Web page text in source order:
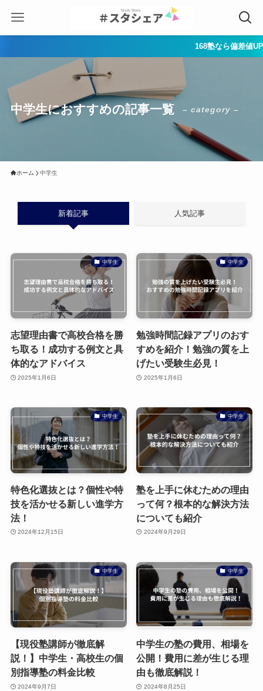
168塾なら偏差値UP＆志
中学生におすすめの記事一覧 – category –
ホーム 中学生
新着記事 人気記事
中学生
志望理由書で高校合格を勝
ち取る！成功する例文と具
体的なアドバイス
2025年1月6日
中学生
勉強時間記録アプリのおす
すめを紹介！勉強の質を上
げたい受験生必見！
2025年1月6日
中学生
特色化選抜とは？個性や特
技を活かせる新しい進学方
法！
2024年12月15日
中学生
塾を上手に休むための理由
って何？根本的な解決方法
についても紹介
2024年9月29日
中学生
【現役塾講師が徹底解
説！】中学生・高校生の個
別指導塾の料金比較
2024年9月7日
中学生
中学生の塾の費用、相場を
公開！費用に差が生じる理
由も徹底解説！
2024年8月25日